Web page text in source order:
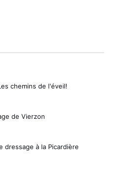
chemins de l'éveil!
de Vierzon
dressage à la Picardière